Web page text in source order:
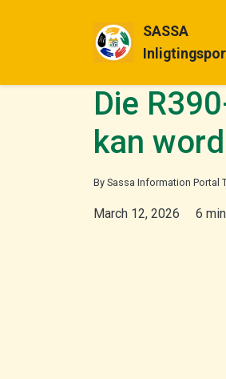
SASSA
Die
kan
By Sassa Information Portal
March 12, 2026 6